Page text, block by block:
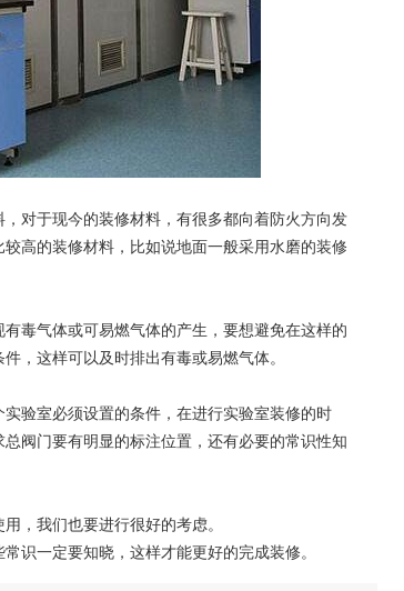
对于现今的装修材料，有很多都向着防火方向发
高的装修材料，比如说地面一般采用水磨的装修
毒气体或可易燃气体的产生，要想避免在这样的
，这样可以及时排出有毒或易燃气体。
验室必须设置的条件，在进行实验室装修的时
阀门要有明显的标注位置，还有必要的常识性知
，我们也要进行很好的考虑。
一定要知晓，这样才能更好的完成装修。